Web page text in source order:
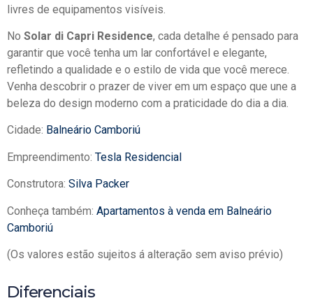
livres de equipamentos visíveis.
No Solar di Capri Residence, cada detalhe é pensado para
garantir que você tenha um lar confortável e elegante,
refletindo a qualidade e o estilo de vida que você merece.
Venha descobrir o prazer de viver em um espaço que une a
beleza do design moderno com a praticidade do dia a dia.
Cidade: Balneário Camboriú
Empreendimento: Tesla Residencial
Construtora: Silva Packer
Conheça também: Apartamentos à venda em Balneário
Camboriú
(Os valores estão sujeitos á alteração sem aviso prévio)
Diferenciais